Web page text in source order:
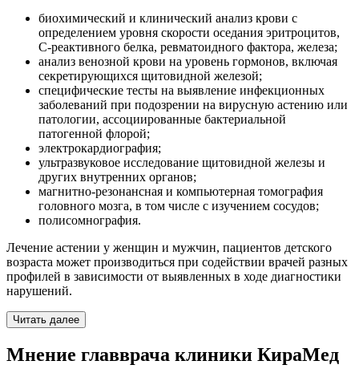
биохимический и клинический анализ крови с
определением уровня скорости оседания эритроцитов,
С-реактивного белка, ревматоидного фактора, железа;
анализ венозной крови на уровень гормонов, включая
секретирующихся щитовидной железой;
специфические тесты на выявление инфекционных
заболеваний при подозрении на вирусную астению или
патологии, ассоциированные бактериальной
патогенной флорой;
электрокардиография;
ультразвуковое исследование щитовидной железы и
других внутренних органов;
магнитно-резонансная и компьютерная томография
головного мозга, в том числе с изучением сосудов;
полисомнография.
Лечение астении у женщин и мужчин, пациентов детского
возраста может производиться при содействии врачей разных
профилей в зависимости от выявленных в ходе диагностики
нарушений.
Читать далее
Мнение главврача клиники КираМед